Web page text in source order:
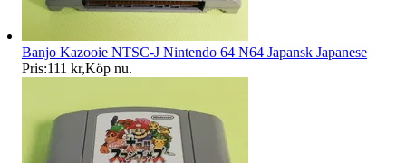
Banjo Kazooie NTSC-J Nintendo 64 N64 Japansk Japanese
Pris:111 kr,Köp nu.